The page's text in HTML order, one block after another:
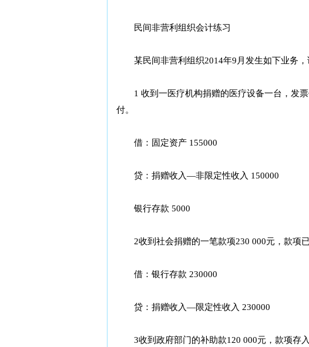
民间非营利组织会计练习
某民间非营利组织2014年9月发生如下业务，
1 收到一医疗机构捐赠的医疗设备一台，发票
付。
借：固定资产 155000
贷：捐赠收入—非限定性收入 150000
银行存款 5000
2收到社会捐赠的一笔款项230 000元，款项已
借：银行存款 230000
贷：捐赠收入—限定性收入 230000
3收到政府部门的补助款120 000元，款项存入